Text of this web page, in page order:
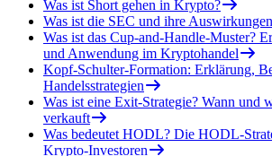
Was ist Short gehen in Krypto?
Was ist die SEC und ihre
Was ist das Cup-and-Handle-Muster?
und Anwendung im Kryptohandel
Kopf-Schulter-Formation: Erklärung,
Handelsstrategien
Was ist eine Exit-Strategie? Wann und
verkauft
Was bedeutet HODL? Die HODL-
Krypto-Investoren